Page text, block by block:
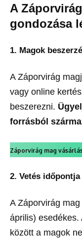
A
gondozása
1. Magok
A Záporvirág
vagy online
beszerezni.
forrásból
Záporvirág mag
2. Vetés időpontja
A Záporvirág
április) esedékes.
között a magok